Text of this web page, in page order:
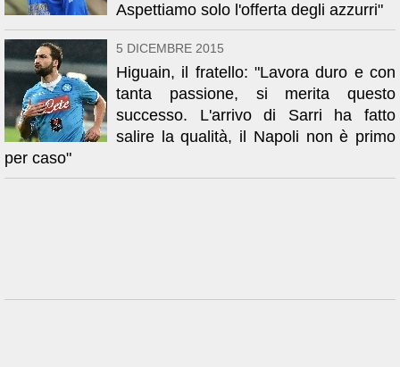
Aspettiamo solo l'offerta degli azzurri"
5 DICEMBRE 2015
Higuain, il fratello: "Lavora duro e con
tanta passione, si merita questo
successo. L'arrivo di Sarri ha fatto
salire la qualità, il Napoli non è primo
per caso"